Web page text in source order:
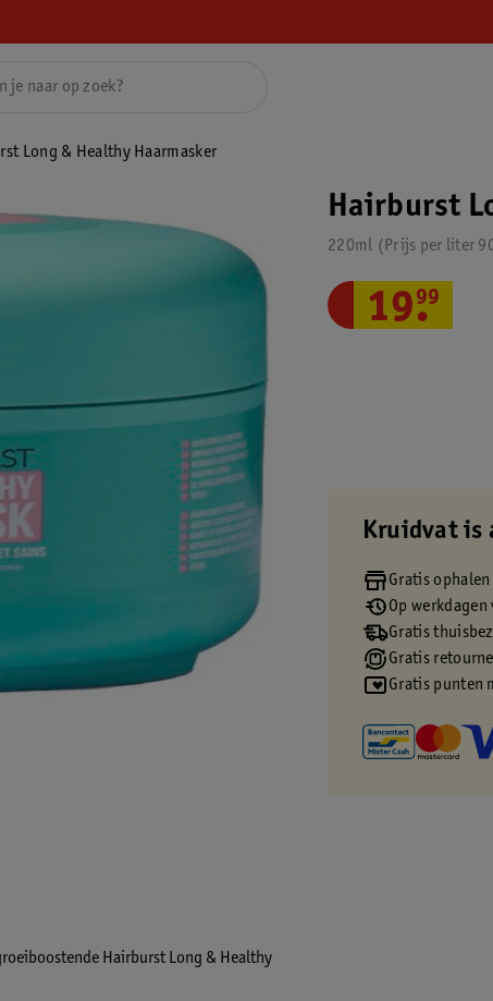
Long & Healthy Haarmasker
Hairburst Long & Healthy
Hairburst
220ml Prijs per liter
19.
99
Kruidvat is
Gratis
Op
Gratis
Gratis
Gratis punten